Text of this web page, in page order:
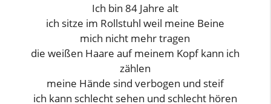
Ich bin 84 Jahre alt
ich sitze im Rollstuhl weil meine Beine
mich nicht mehr tragen
die weißen Haare auf meinem Kopf kann ich
zählen
meine Hände sind verbogen und steif
ich kann schlecht sehen und schlecht hören